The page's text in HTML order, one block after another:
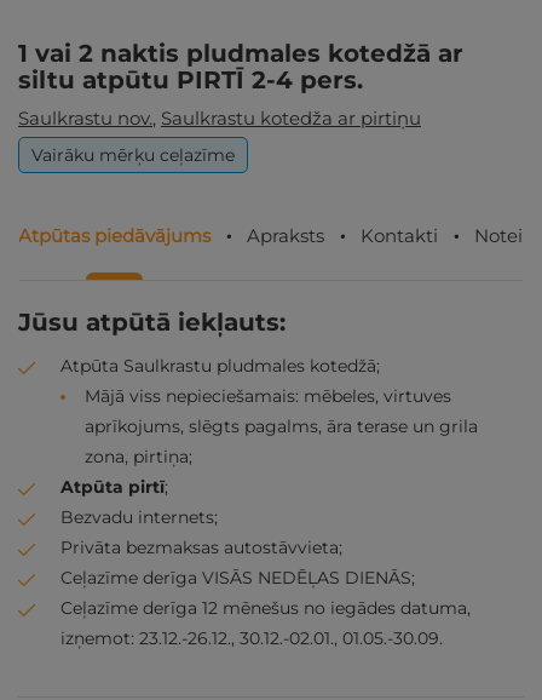
1 vai 2 naktis pludmales kotedžā ar
siltu atpūtu PIRTĪ 2-4 pers.
Saulkrastu nov., Saulkrastu kotedža ar pirtiņu
Vairāku mērķu ceļazīme
Atpūtas piedāvājums Apraksts Kontakti
Jūsu atpūtā iekļauts:
Atpūta Saulkrastu pludmales kotedžā;
Mājā viss nepieciešamais: mēbeles, virtuves
aprīkojums, slēgts pagalms, āra terase un grila
zona, pirtiņa;
Atpūta pirtī;
Bezvadu internets;
Privāta bezmaksas autostāvvieta;
Ceļazīme derīga VISĀS NEDĒĻAS DIENĀS;
Ceļazīme derīga 12 mēnešus no iegādes datuma,
izņemot: 23.12.-26.12., 30.12.-02.01., 01.05.-30.09.